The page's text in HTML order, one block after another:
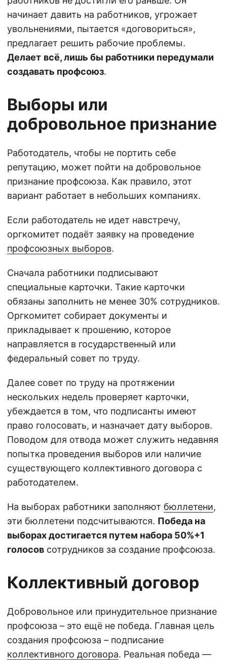
начинает давить на работников, угрожает
увольнениями, пытается «договориться»,
предлагает решить рабочие проблемы.
Делает всё, лишь бы работники передумали
создавать профсоюз.
Выборы или
добровольное признание
Работодатель, чтобы не портить себе
репутацию, может пойти на добровольное
признание профсоюза. Как правило, этот
вариант работает в небольших компаниях.
Если работодатель не идет навстречу,
оргкомитет подаёт заявку на проведение
профсоюзных выборов.
Сначала работники подписывают
специальные карточки. Такие карточки
обязаны заполнить не менее 30% сотрудников.
Оргкомитет собирает документы и
прикладывает к прошению, которое
направляется в государственный или
федеральный совет по труду.
Далее совет по труду на протяжении
нескольких недель проверяет карточки,
убеждается в том, что подписанты имеют
право голосовать, и назначает дату выборов.
Поводом для отвода может служить недавняя
попытка проведения выборов или наличие
существующего коллективного договора с
работодателем.
На выборах работники заполняют бюллетени,
эти бюллетени подсчитываются. Победа на
выборах достигается путем набора 50%+1
голосов сотрудников за создание профсоюза.
Коллективный договор
Добровольное или принудительное признание
профсоюза – это ещё не победа. Главная цель
создания профсоюза – подписание
коллективного договора. Реальная победа —